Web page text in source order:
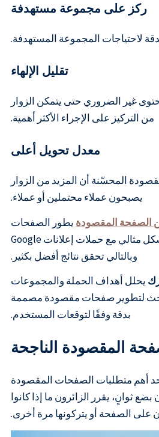
ركز على مجموعة مستهدفة
لاحتياجات المجموعة المستهدفة.
تقليل الإلهاء
غير الضروري حتى يتمكن الزوار
من التركيز على الإجراء الأكثر أهمية.
معدل تحويل أعلى
المحسّنة أن المزيد من الزوار
يصبحون عملاء محتملين أو عملاء.
الصفحة المقصودة يطور الصفحات
المقصودة التي تعمل بشكل مثالي مع حملات إعلانات Google
وبالتالي تحقق نتائج أفضل بكثير.
يحلل أهداف الحملة والمجموعات
لتطوير صفحات مقصودة مصممة
بدقة وفقًا لتوقعات المستخدم.
المقصودة الناجحة
أهم متطلبات الصفحات المقصودة
ثوانٍ، يقرر الزائرون ما إذا كانوا
على الصفحة أو يتركونها مرة أخرى.